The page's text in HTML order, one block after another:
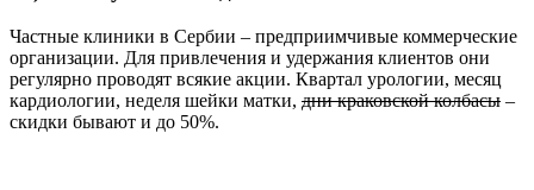
Частные клиники в Сербии – предприимчивые коммерческие
организации. Для привлечения и удержания клиентов они
регулярно проводят всякие акции. Квартал урологии, месяц
кардиологии, неделя шейки матки, дни краковской колбасы –
скидки бывают и до 50%.